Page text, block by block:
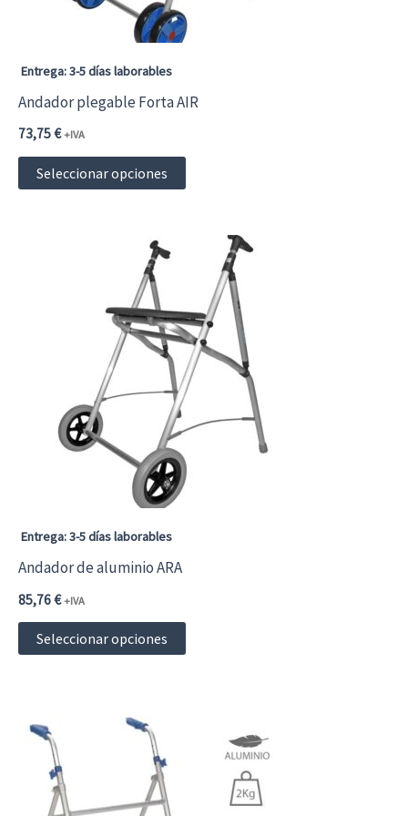
la
de
Entrega: 3-5 días laborables
Andador plegable Forta AIR
73,75€ +IVA
Seleccionar opciones
Este
producto
múltiples
variantes.
Las
opciones
se
en
Entrega: 3-5 días laborables
Andador de aluminio ARA
85,76€ +IVA
Seleccionar opciones
Este
producto
variantes.